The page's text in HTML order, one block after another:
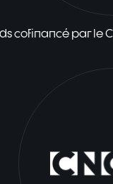
cofinancé par